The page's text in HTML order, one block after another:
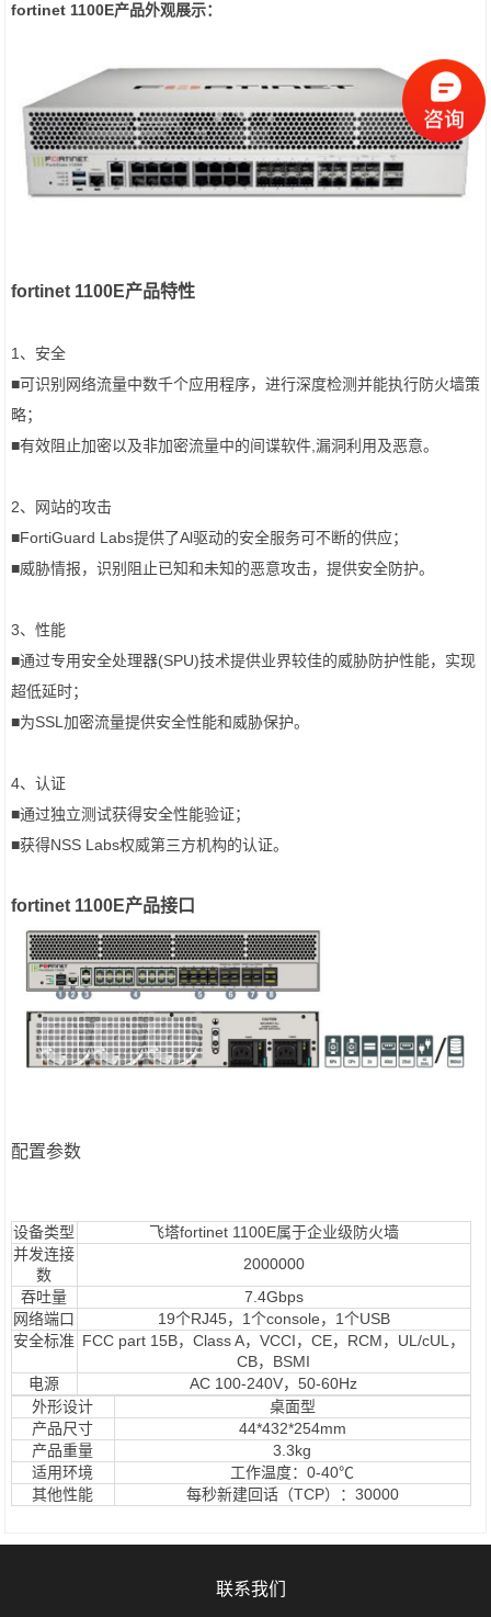
fortinet 1100E产品外观展示：
fortinet 1100E产品特性
1、安全
■可识别网络流量中数千个应用程序，进行深度检测并能执行防火墙策
略；
■有效阻止加密以及非加密流量中的间谍软件,漏洞利用及恶意。
2、网站的攻击
■FortiGuard Labs提供了Al驱动的安全服务可不断的供应；
■威胁情报，识别阻止已知和未知的恶意攻击，提供安全防护。
3、性能
■通过专用安全处理器(SPU)技术提供业界较佳的威胁防护性能，实现
超低延时；
■为SSL加密流量提供安全性能和威胁保护。
4、认证
■通过独立测试获得安全性能验证；
■获得NSS Labs权威第三方机构的认证。
fortinet 1100E产品接口
配置参数
设备类型
飞塔fortinet 1100E属于企业级防火墙
并发连接
数
2000000
吞吐量
7.4Gbps
网络端口
19个RJ45，1个console，1个USB
安全标准 FCC part 15B，Class A，VCCI，CE，RCM，UL/cUL，
CB，BSMI
电源
AC 100-240V，50-60Hz
外形设计
桌面型
产品尺寸
44*432*254mm
产品重量
3.3kg
适用环境
工作温度：0-40℃
其他性能
每秒新建回话（TCP）：30000
联系我们